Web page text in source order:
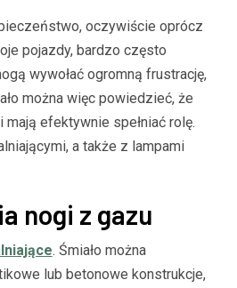
oczywiście oprócz
pojazdy, bardzo często
wywołać ogromną frustrację,
można więc powiedzieć, że
efektywnie spełniać rolę.
a także z lampami
nogi z gazu
. Śmiało można
lub betonowe konstrukcje,